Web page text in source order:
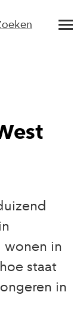
wonen in
staat
in